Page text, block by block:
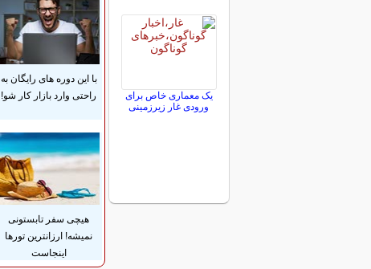
با این دوره های رایگان به
راحتی وارد بازار کار شو!
هیچی سفر تابستونی
نمیشه! ارزانترین تورها
اینجاست
یک معماری خاص برای
ورودی غار زیرزمینی